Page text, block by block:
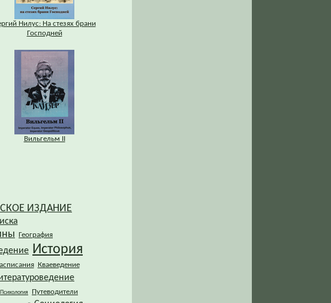
Нилус: На стезях брани
Господней
Вильгельм II
ИЗДАНИЕ
География
История
Кваеведение
Психология
Путеводители